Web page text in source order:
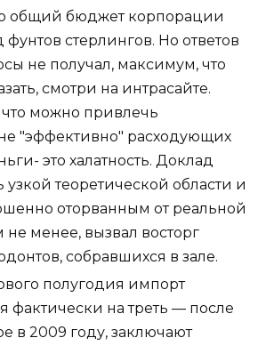
общий бюджет корпорации
стерлингов. Но ответов
не получал, максимум, что
смотри на интрасайте.
можно привлечь
"эффективно" расходующих
это халатность. Доклад
узкой теоретической области и
оторванным от реальной
не менее, вызвал восторг
собравшихся в зале.
полугодия импорт
фактически на треть — после
в 2009 году, заключают